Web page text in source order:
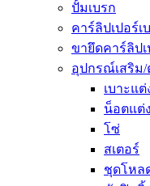
ปั้มเบรก
คาร์ลิปเปอร์เ
ขายึดคาร์ลิปเ
อุปกรณ์เสริม/
เบาะแต่
น็อตแต่
โซ่
สเตอร์
ชุดโหล